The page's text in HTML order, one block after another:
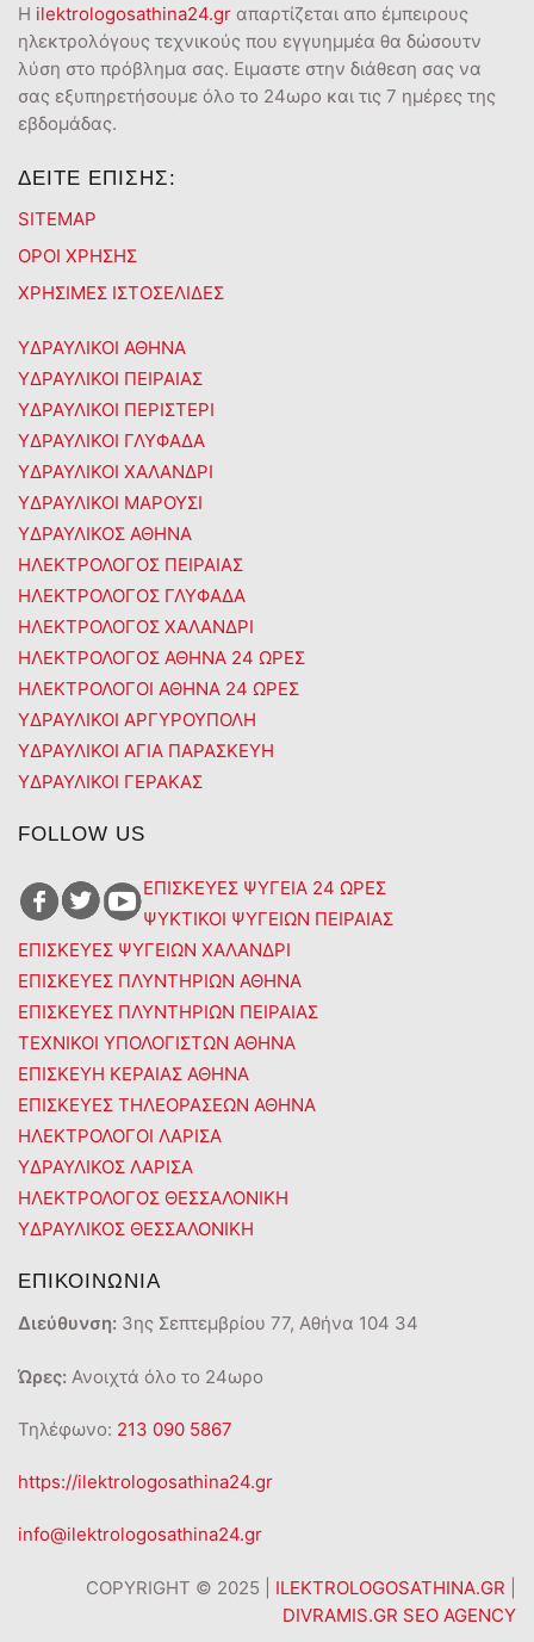
Η ilektrologosathina24.gr απαρτίζεται απο έμπειρους
ηλεκτρολόγους τεχνικούς που εγγυημμέα θα δώσουτν
λύση στο πρόβλημα σας. Ειμαστε στην διάθεση σας να
σας εξυπηρετήσουμε όλο το 24ωρο και τις 7 ημέρες της
εβδομάδας.
ΔΕΙΤΕ ΕΠΙΣΗΣ:
SITEMAP
ΟΡΟΙ ΧΡΗΣΗΣ
ΧΡΗΣΙΜΕΣ ΙΣΤΟΣΕΛΙΔΕΣ
ΥΔΡΑΥΛΙΚΟΙ ΑΘΗΝΑ
ΥΔΡΑΥΛΙΚΟΙ ΠΕΙΡΑΙΑΣ
ΥΔΡΑΥΛΙΚΟΙ ΠΕΡΙΣΤΕΡΙ
ΥΔΡΑΥΛΙΚΟΙ ΓΛΥΦΑΔΑ
ΥΔΡΑΥΛΙΚΟΙ ΧΑΛΑΝΔΡΙ
ΥΔΡΑΥΛΙΚΟΙ ΜΑΡΟΥΣΙ
ΥΔΡΑΥΛΙΚΟΣ ΑΘΗΝΑ
ΗΛΕΚΤΡΟΛΟΓΟΣ ΠΕΙΡΑΙΑΣ
ΗΛΕΚΤΡΟΛΟΓΟΣ ΓΛΥΦΑΔΑ
ΗΛΕΚΤΡΟΛΟΓΟΣ ΧΑΛΑΝΔΡΙ
ΗΛΕΚΤΡΟΛΟΓΟΣ ΑΘΗΝΑ 24 ΩΡΕΣ
ΗΛΕΚΤΡΟΛΟΓΟΙ ΑΘΗΝΑ 24 ΩΡΕΣ
ΥΔΡΑΥΛΙΚΟΙ ΑΡΓΥΡΟΥΠΟΛΗ
ΥΔΡΑΥΛΙΚΟΙ ΑΓΙΑ ΠΑΡΑΣΚΕΥΗ
ΥΔΡΑΥΛΙΚΟΙ ΓΕΡΑΚΑΣ
FOLLOW US
ΕΠΙΣΚΕΥΕΣ ΨΥΓΕΙΑ 24 ΩΡΕΣ
ΨΥΚΤΙΚΟΙ ΨΥΓΕΙΩΝ ΠΕΙΡΑΙΑΣ
ΕΠΙΣΚΕΥΕΣ ΨΥΓΕΙΩΝ ΧΑΛΑΝΔΡΙ
ΕΠΙΣΚΕΥΕΣ ΠΛΥΝΤΗΡΙΩΝ ΑΘΗΝΑ
ΕΠΙΣΚΕΥΕΣ ΠΛΥΝΤΗΡΙΩΝ ΠΕΙΡΑΙΑΣ
ΤΕΧΝΙΚΟΙ ΥΠΟΛΟΓΙΣΤΩΝ ΑΘΗΝΑ
ΕΠΙΣΚΕΥΗ ΚΕΡΑΙΑΣ ΑΘΗΝΑ
ΕΠΙΣΚΕΥΕΣ ΤΗΛΕΟΡΑΣΕΩΝ ΑΘΗΝΑ
ΗΛΕΚΤΡΟΛΟΓΟΙ ΛΑΡΙΣΑ
ΥΔΡΑΥΛΙΚΟΣ ΛΑΡΙΣΑ
ΗΛΕΚΤΡΟΛΟΓΟΣ ΘΕΣΣΑΛΟΝΙΚΗ
ΥΔΡΑΥΛΙΚΟΣ ΘΕΣΣΑΛΟΝΙΚΗ
ΕΠΙΚΟΙΝΩΝΙΑ
Διεύθυνση: 3ης Σεπτεμβρίου 77, Αθήνα 104 34
Ώρες: Ανοιχτά όλο το 24ωρο
Τηλέφωνο: 213 090 5867
https://ilektrologosathina24.gr
info@ilektrologosathina24.gr
COPYRIGHT © 2025 | ILEKTROLOGOSATHINA.GR
DIVRAMIS.GR SEO AGENCY